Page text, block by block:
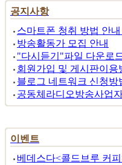
공지사항
스마트폰 청취 방법 안
방송활동가 모집 안내
"다시듣기"파일 다운로
회원가입 및 게시판이용
블로그 네트워크 신청방
공동체라디오방송사업
이벤트
베데스다<콜드브루 커